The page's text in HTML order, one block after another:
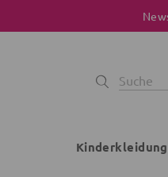
Kinderkleidung